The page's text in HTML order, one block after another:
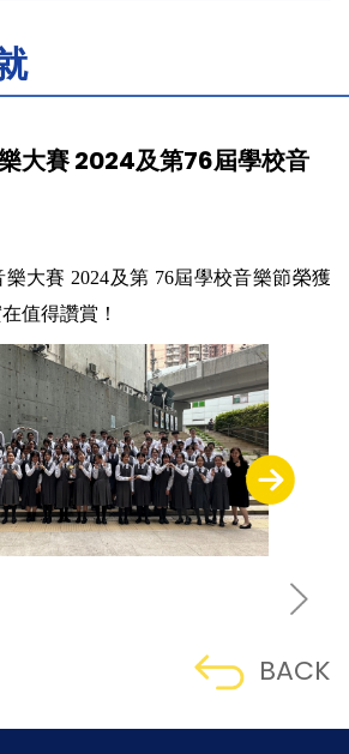
大賽 2024及第76屆學校音
大賽 2024及第 76屆學校音樂節榮獲
值得讚賞！
BACK